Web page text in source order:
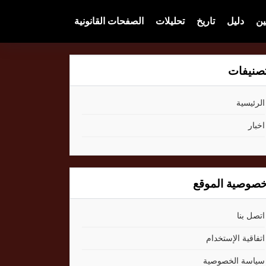
دليل تاريخ تحليلات الصفحات القانونية
الرئيسية
اخبار
الموقع
اتصل بنا
اتفاقية الإستخدام
سياسة الخصوصية